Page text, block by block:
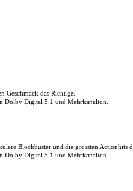
Geschmack das Richtige.
Dolby Digital 5.1 und Mehrkanalton.
Blockbuster und die grössten Actionhits
Dolby Digital 5.1 und Mehrkanalton.